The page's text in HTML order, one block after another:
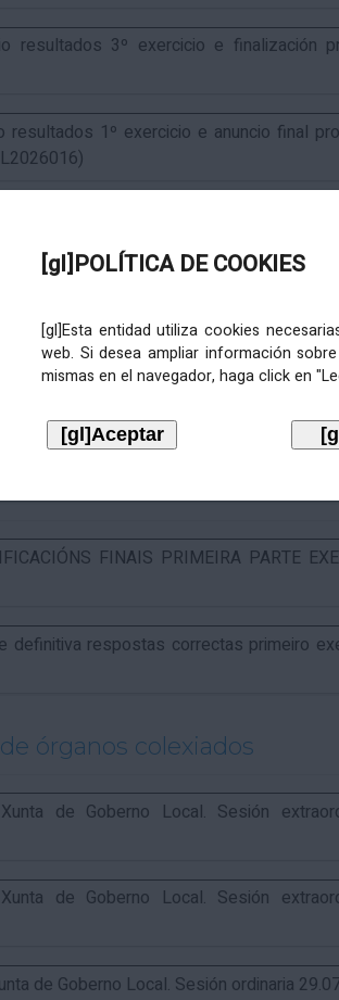
[gl]POLÍTICA DE COOKIES
[gl]Esta entidad utiliza cookies
web. Si desea ampliar información
mismas en el navegador, haga click en
resultados 3º exercicio e finalización
resultados 1º exercicio e anuncio final
resultados 2º exercicio e puntuación
puntuación definitiva concurso e anuncio
das alegacións ao segundo exercicio
admitidos proceso libre designación postos
FINAIS PRIMEIRA PARTE
definitiva respostas correctas primeiro
órganos colexiados
Xunta de Goberno Local. Sesión
Xunta de Goberno Local. Sesión
de Goberno Local. Sesión ordinaria